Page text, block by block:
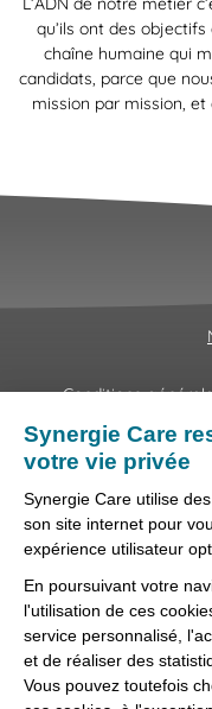
qu’ils ont des
chaîne humaine qui
candidats, parce que
mission par mission,
Conditions
Synergie Care, réseau